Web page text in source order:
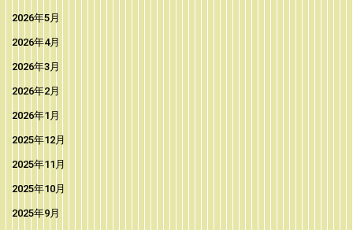
2026年5月
2026年4月
2026年3月
2026年2月
2026年1月
2025年12月
2025年11月
2025年10月
2025年9月